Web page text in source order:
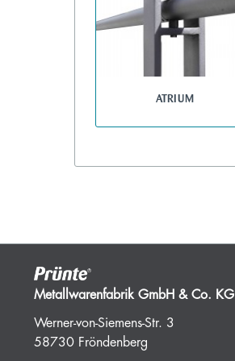
ATRIUM
Metallwarenfabrik GmbH & Co. KG
Werner-von-Siemens-Str. 3
58730 Fröndenberg